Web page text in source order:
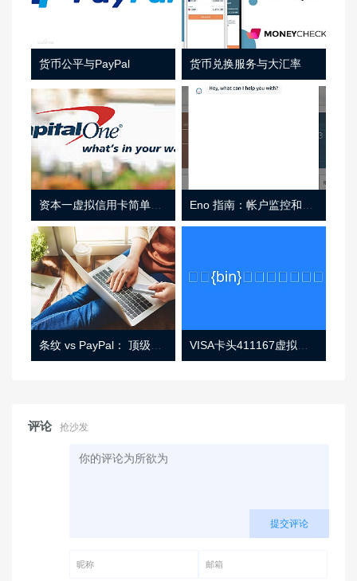
货币公平与PayPal 货币兑换服务与大汇率
资本一虚拟信用卡简单介绍
条纹 vs PayPal： 顶级功能， 定价 （和更多！ VISA卡头411167虚拟卡基础信息
评论 抢沙发
提交评论